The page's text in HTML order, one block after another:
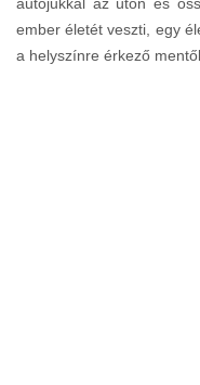
ember életét veszti, egy
a helyszínre érkező